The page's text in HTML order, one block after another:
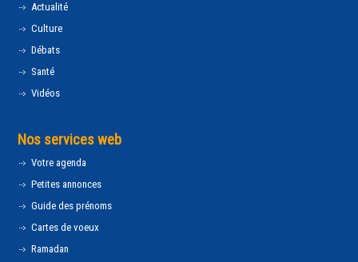
Actualité
Culture
Débats
Santé
Vidéos
Nos services web
Votre agenda
Petites annonces
Guide des prénoms
Cartes de voeux
Ramadan